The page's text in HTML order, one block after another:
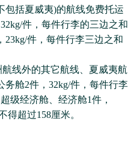
括夏威夷)的航线免费托运
件，每件行李的三边之和
23kg/件，每件行李三边之和
线外的其它航线、夏威夷航
舱2件，32kg/件，每件行李
级经济舱、经济舱1件，
得超过158厘米。